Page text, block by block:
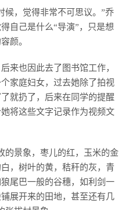
候，觉得非常不可思议。”乔
自己是什么“导演”，只是想
颜。
来也因此去了图书馆工作，
家庭妇女，过去她除了拍视
就扔了，后来在同学的提醒
将这些文字记录作为视频文
的景象，枣儿的红，玉米的金
，树叶的黄，秸秆的灰，青
尾巴一般的谷穗，如利剑一
展开来的田地，甚至还有几